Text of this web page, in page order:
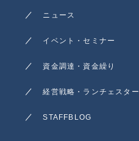
ニュース
イベント・セミナー
資金調達・資金繰り
経営戦略・ランチェスター
STAFFBLOG